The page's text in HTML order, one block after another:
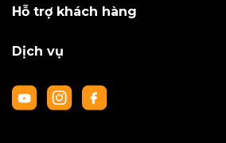
Hỗ trợ khách hàng
Dịch vụ